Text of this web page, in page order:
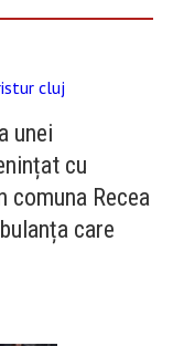
unei
cu
comuna Recea
care